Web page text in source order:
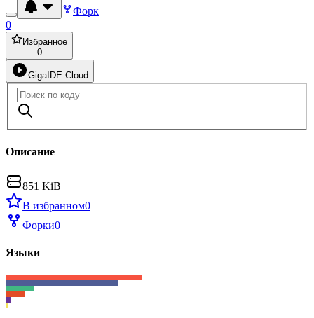
Форк
0
Избранное
0
GigaIDE Cloud
Описание
851 KiB
В избранном0
Форки0
Языки